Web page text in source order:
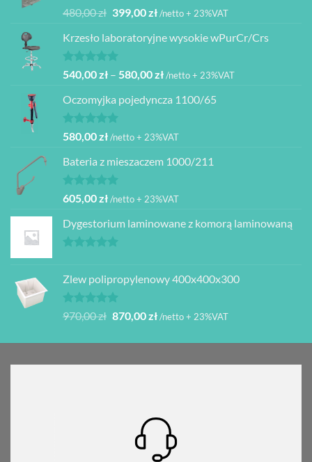
Oceniono
na 5
480,00zł Pierwotna
wynosiła:
480,00 zł.
399,00złAktualna
wynosi:
/netto + 23%VAT
Krzesło laboratoryjne wysokie wPurCr/Crs
Oceniono
na 5
540,00zł – 580,00złZakres
od
do
/netto + 23%VAT
Oczomyjka pojedyncza 1100/65
Oceniono
na 5
580,00zł/netto + 23%VAT
Bateria z mieszaczem 1000/211
Oceniono
na 5
605,00zł/netto + 23%VAT
Dygestorium laminowane z komorą laminowaną
Zlew polipropylenowy 400x400x300
Oceniono
na 5
970,00zł Pierwotna
wynosiła:
870,00złAktualna
wynosi:
/netto + 23%VAT